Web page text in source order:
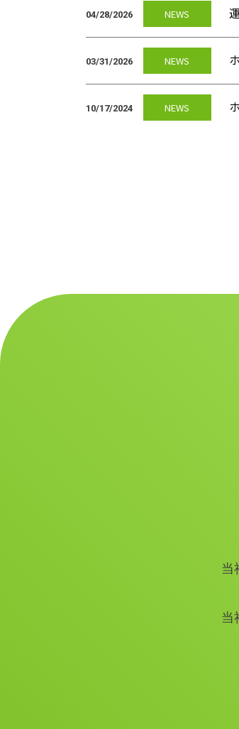
04/28/2026 NEWS
03/31/2026 NEWS
10/17/2024 NEWS
当
当